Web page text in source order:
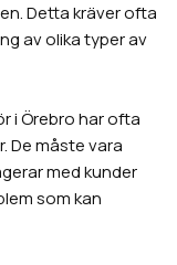
Detta kräver ofta
av olika typer av
iÖrebrohar ofta
De måste vara
med kunder
som kan